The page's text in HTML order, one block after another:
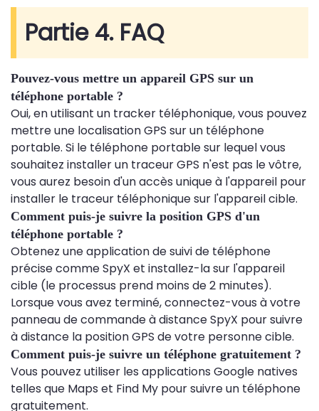
Partie 4. FAQ
Pouvez-vous mettre un appareil GPS sur un
téléphone portable ?
Oui, en utilisant un tracker téléphonique, vous pouvez
mettre une localisation GPS sur un téléphone
portable. Si le téléphone portable sur lequel vous
souhaitez installer un traceur GPS n'est pas le vôtre,
vous aurez besoin d'un accès unique à l'appareil pour
installer le traceur téléphonique sur l'appareil cible.
Comment puis-je suivre la position GPS d'un
téléphone portable ?
Obtenez une application de suivi de téléphone
précise comme SpyX et installez-la sur l'appareil
cible (le processus prend moins de 2 minutes).
Lorsque vous avez terminé, connectez-vous à votre
panneau de commande à distance SpyX pour suivre
à distance la position GPS de votre personne cible.
Comment puis-je suivre un téléphone gratuitement ?
Vous pouvez utiliser les applications Google natives
telles que Maps et Find My pour suivre un téléphone
gratuitement.